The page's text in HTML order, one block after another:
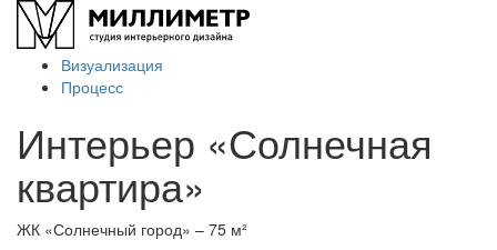
Визуализация
Процесс
Интерьер «Солнечная
квартира»
ЖК «Солнечный город» – 75 м²